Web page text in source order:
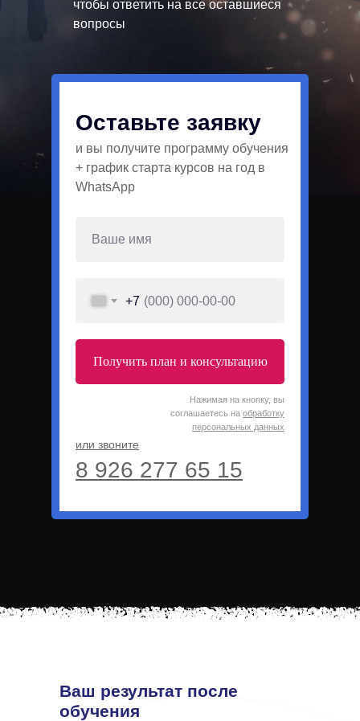
Оставьте заявку
и вы получите программу обучения
+ график старта курсов на год в
WhatsApp
Нажимая на кнопку, вы
соглашаетесь на обработку
персональных данных
чтобы ответить на все оставшиеся
вопросы
или звоните
+7
Получить план и консультацию
8 926 277 65 15
Ваш результат после
обучения